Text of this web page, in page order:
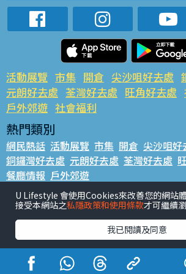
活動展覽 市集 開倉 尖沙咀好去處
元朗好去處 荃灣好去處 旺角好去處
戶外郊遊 社會福利
熱門類別
網民熱話 活動展覽 市集 開倉 尖沙咀好
銅鑼灣好去處 元朗好去處 荃灣好去處
餐廳情報 戶外郊遊
熱門標籤
#UGO搵好去處 #人氣活動推介 #美食社
#ULifestyle應用程式
#UJetso禮物放送 #ULifestyle商戶中心
香港
U Lifestyle 會使用Cookies來改善您的網站
接受本網站之私隱政策和使用條款才可繼續
我已閱讀及同意